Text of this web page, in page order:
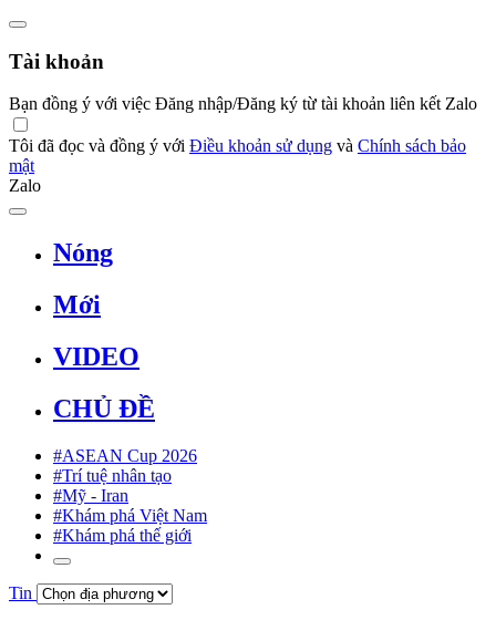
Tài khoản
Bạn đồng ý với việc Đăng nhập/Đăng ký từ tài khoản liên kết Zalo
Tôi đã đọc và đồng ý với Điều khoản sử dụng và Chính sách bảo
mật
Zalo
Nóng
Mới
VIDEO
CHỦ ĐỀ
#ASEAN Cup 2026
#Trí tuệ nhân tạo
#Mỹ - Iran
#Khám phá Việt Nam
#Khám phá thế giới
Tin